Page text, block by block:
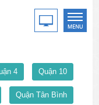
4 Quận 10
Quận Tân Bình